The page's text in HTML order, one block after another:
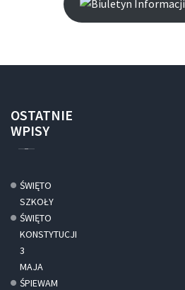
OSTATNIE
WPISY
ŚWIĘTO
SZKOŁY
ŚWIĘTO
KONSTYTUCJI
3
MAJA
ŚPIEWAM